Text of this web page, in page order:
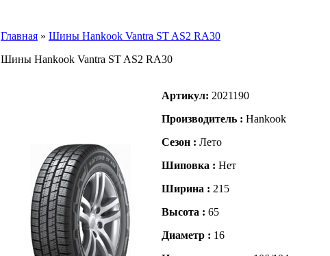
Главная » Шины Hankook Vantra ST AS2 RA30
Шины Hankook Vantra ST AS2 RA30
Артикул: 2021190
Производитель : Hankook
Сезон : Лето
Шиповка : Нет
Ширина : 215
Высота : 65
Диаметр : 16